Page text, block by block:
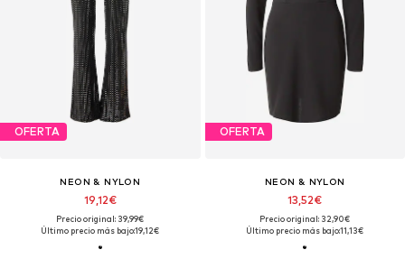
OFERTA
NEON & NYLON
19,12€
Precio original: 39,99€
Último precio más bajo:19,12€
OFERTA
NEON & NYLON
13,52€
Precio original: 32,90€
Último precio más bajo:11,13€